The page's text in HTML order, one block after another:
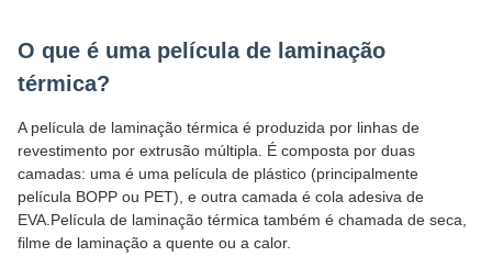
O que é uma película de laminação
térmica?
A película de laminação térmica é produzida por linhas de
revestimento por extrusão múltipla. É composta por duas
camadas: uma é uma película de plástico (principalmente
película BOPP ou PET), e outra camada é cola adesiva de
EVA.Película de laminação térmica também é chamada de seca,
filme de laminação a quente ou a calor.